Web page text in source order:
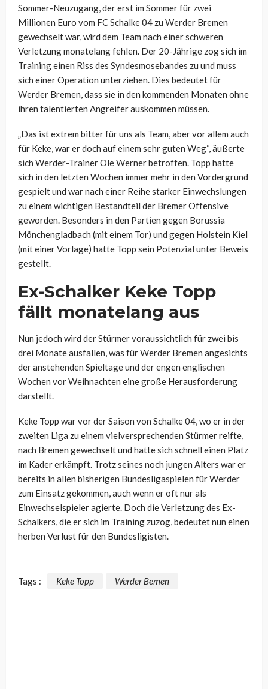
Sommer-Neuzugang, der erst im Sommer für zwei
Millionen Euro vom FC Schalke 04 zu Werder Bremen
gewechselt war, wird dem Team nach einer schweren
Verletzung monatelang fehlen. Der 20-Jährige zog sich im
Training einen Riss des Syndesmosebandes zu und muss
sich einer Operation unterziehen. Dies bedeutet für
Werder Bremen, dass sie in den kommenden Monaten ohne
ihren talentierten Angreifer auskommen müssen.
„Das ist extrem bitter für uns als Team, aber vor allem auch
für Keke, war er doch auf einem sehr guten Weg“, äußerte
sich Werder-Trainer Ole Werner betroffen. Topp hatte
sich in den letzten Wochen immer mehr in den Vordergrund
gespielt und war nach einer Reihe starker Einwechslungen
zu einem wichtigen Bestandteil der Bremer Offensive
geworden. Besonders in den Partien gegen Borussia
Mönchengladbach (mit einem Tor) und gegen Holstein Kiel
(mit einer Vorlage) hatte Topp sein Potenzial unter Beweis
gestellt.
Ex-Schalker Keke Topp
fällt monatelang aus
Nun jedoch wird der Stürmer voraussichtlich für zwei bis
drei Monate ausfallen, was für Werder Bremen angesichts
der anstehenden Spieltage und der engen englischen
Wochen vor Weihnachten eine große Herausforderung
darstellt.
Keke Topp war vor der Saison von Schalke 04, wo er in der
zweiten Liga zu einem vielversprechenden Stürmer reifte,
nach Bremen gewechselt und hatte sich schnell einen Platz
im Kader erkämpft. Trotz seines noch jungen Alters war er
bereits in allen bisherigen Bundesligaspielen für Werder
zum Einsatz gekommen, auch wenn er oft nur als
Einwechselspieler agierte. Doch die Verletzung des Ex-
Schalkers, die er sich im Training zuzog, bedeutetnun einen
herben Verlust für den Bundesligisten.
Tags : Keke Topp Werder Bemen